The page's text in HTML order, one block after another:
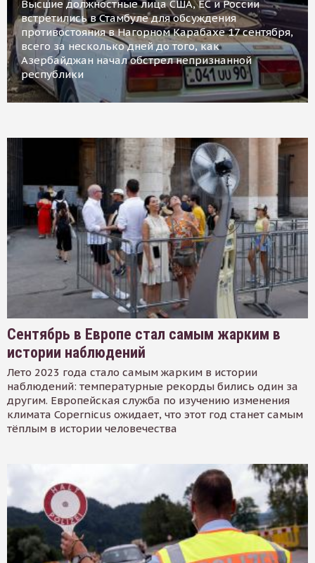
Высшие должностные лица США, ЕС и России
встретились в Стамбуле для обсуждения
противостояния в Нагорном Карабахе 17 сентября,
всего за несколько дней до того, как
Азербайджан начал обстрел непризнанной
республики
Сентябрь в Европе стал самым жарким в
истории наблюдений
Лето 2023 года стало самым жарким в истории
наблюдений: температурные рекорды бились один за
другим. Европейская служба по изучению изменения
климата Copernicus ожидает, что этот год станет самым
тёплым в истории человечества